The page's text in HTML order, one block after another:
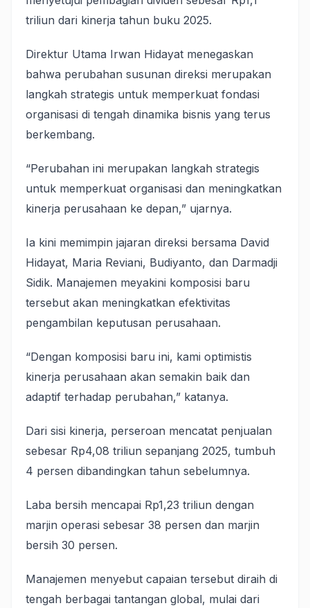
triliun dari kinerja tahun buku 2025.
Direktur Utama Irwan Hidayat menegaskan
bahwa perubahan susunan direksi merupakan
langkah strategis untuk memperkuat fondasi
organisasi di tengah dinamika bisnis yang terus
berkembang.
“Perubahan ini merupakan langkah strategis
untuk memperkuat organisasi dan meningkatkan
kinerja perusahaan ke depan,” ujarnya.
Ia kini memimpin jajaran direksi bersama David
Hidayat, Maria Reviani, Budiyanto, dan Darmadji
Sidik. Manajemen meyakini komposisi baru
tersebut akan meningkatkan efektivitas
pengambilan keputusan perusahaan.
“Dengan komposisi baru ini, kami optimistis
kinerja perusahaan akan semakin baik dan
adaptif terhadap perubahan,” katanya.
Dari sisi kinerja, perseroan mencatat penjualan
sebesar Rp4,08 triliun sepanjang 2025, tumbuh
4 persen dibandingkan tahun sebelumnya.
Laba bersih mencapai Rp1,23 triliun dengan
marjin operasi sebesar 38 persen dan marjin
bersih 30 persen.
Manajemen menyebut capaian tersebut diraih di
tengah berbagai tantangan global, mulai dari